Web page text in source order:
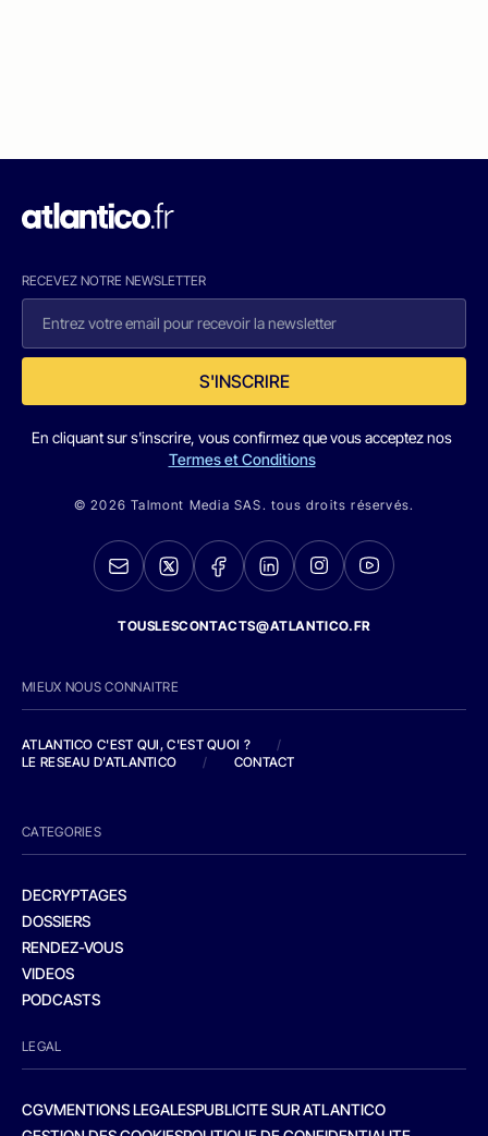
RECEVEZ NOTRE NEWSLETTER
S'INSCRIRE
En cliquant sur s'inscrire, vous confirmez que vous acceptez nos
Termes et Conditions
© 2026 Talmont Media SAS. tous droits réservés.
TOUSLESCONTACTS@ATLANTICO.FR
MIEUX NOUS CONNAITRE
ATLANTICO C'EST QUI, C'EST QUOI ?
/
LE RESEAU D'ATLANTICO
/ CONTACT
CATEGORIES
DECRYPTAGES
DOSSIERS
RENDEZ-VOUS
VIDEOS
PODCASTS
LEGAL
CGVMENTIONS LEGALESPUBLICITE SUR ATLANTICO